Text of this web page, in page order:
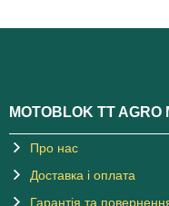
MOTOBLOK TT AGRO
Про нас
Доставка і оплата
Гарантія та